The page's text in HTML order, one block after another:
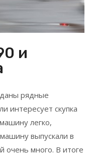
и
рядные
интересует скупка
легко,
выпускали в
очень много. В итоге